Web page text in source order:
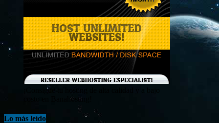
¡Consigue tu hosting de alta calidad y a bajo
costo en Banahosting!
Lo más leído